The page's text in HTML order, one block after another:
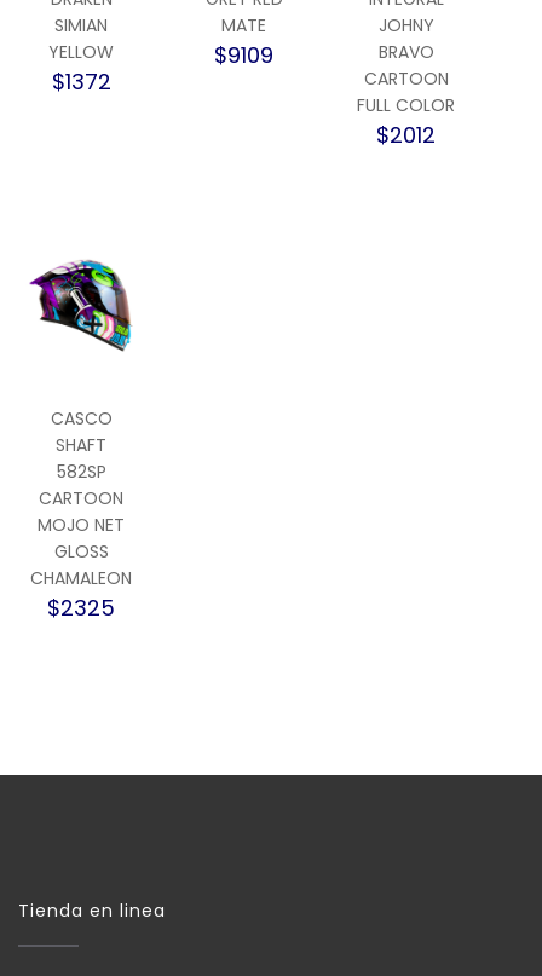
SIMIAN
YELLOW
$1372
MATE
$9109
JOHNY
BRAVO
CARTOON
FULL COLOR
$2012
CASCO
SHAFT
582SP
CARTOON
MOJO NET
GLOSS
CHAMALEON
$2325
Tienda en linea